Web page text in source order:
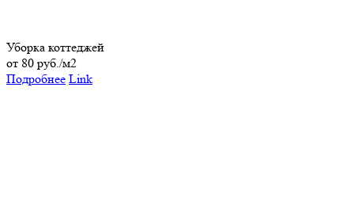
Уборка коттеджей
от 80 руб./м2
Подробнее Link